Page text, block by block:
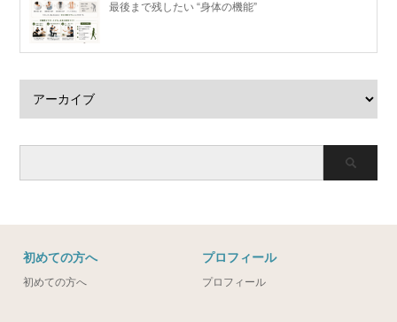
最後まで残したい “身体の機能”
初めての方へ
初めての方へ
プロフィール
プロフィール